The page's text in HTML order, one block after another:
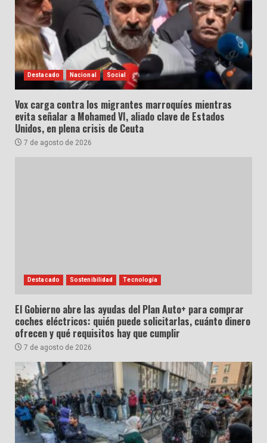
Destacado Nacional Social
Vox carga contra los migrantes marroquíes mientras
evita señalar a Mohamed VI, aliado clave de Estados
Unidos, en plena crisis de Ceuta
7 de agosto de 2026
Destacado Sostenibilidad Tecnología
El Gobierno abre las ayudas del Plan Auto+ para comprar
coches eléctricos: quién puede solicitarlas, cuánto dinero
ofrecen y qué requisitos hay que cumplir
7 de agosto de 2026